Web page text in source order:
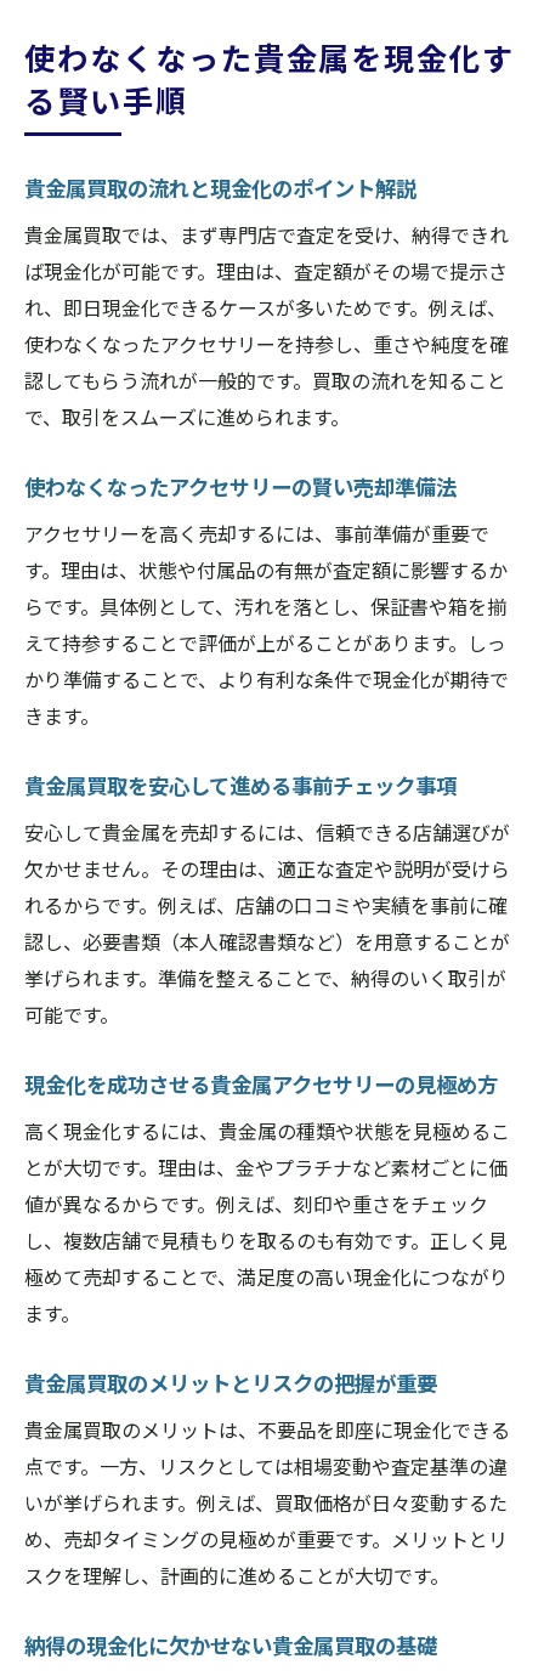
見極め方
貴金属買取のメリットとリスクの把握が重
要
納得の現金化に欠かせない貴金属買取の基
奈良県橿原市で安心して貴金属買取を進めるコ
ツ
貴金属買取店選びで重視したい信頼性のポ
イント
橿原市内で安心できる貴金属買取の特徴と
貴金属買取でトラブルを避けるための注意
点
貴金属買取で安心を得るための事前準備
口コミでわかる貴金属買取店の選び方ガイ
ド
貴金属買取の成功は店舗との信頼関係が鍵
貴金属アクセサリー売却時の必要書類と注意点
貴金属買取で必須となる書類と持ち物の確
貴金属アクセサリー売却時に用意すべき書
類一覧
指輪やアクセサリー買取で求められる身分
証明書
貴金属買取の書類準備が取引成功のポイン
ト
必要書類の準備でスムーズな貴金属買取を
実現
高値を引き出すための貴金属買取ポイント集
貴金属買取で高値を得るための査定アップ
イント
付属品や証明書が貴金属買取価格に与える
影響
複数店舗で貴金属買取査定を比較する利点
貴金属買取価格を上げるための交渉テクニ
ック
高価買取を狙うなら貴金属買取相場の把握
使わなくなった貴金属を現金化す
る賢い手順
貴金属買取の流れと現金化のポイント解説
貴金属買取では、まず専門店で査定を受け、納得できれ
ば現金化が可能です。理由は、査定額がその場で提示さ
れ、即日現金化できるケースが多いためです。例えば、
使わなくなったアクセサリーを持参し、重さや純度を確
認してもらう流れが一般的です。買取の流れを知ること
で、取引をスムーズに進められます。
使わなくなったアクセサリーの賢い売却準備法
アクセサリーを高く売却するには、事前準備が重要で
す。理由は、状態や付属品の有無が査定額に影響するか
らです。具体例として、汚れを落とし、保証書や箱を揃
えて持参することで評価が上がることがあります。しっ
かり準備することで、より有利な条件で現金化が期待で
きます。
貴金属買取を安心して進める事前チェック事項
安心して貴金属を売却するには、信頼できる店舗選びが
欠かせません。その理由は、適正な査定や説明が受けら
れるからです。例えば、店舗の口コミや実績を事前に確
認し、必要書類（本人確認書類など）を用意することが
挙げられます。準備を整えることで、納得のいく取引が
可能です。
現金化を成功させる貴金属アクセサリーの見極め方
高く現金化するには、貴金属の種類や状態を見極めるこ
とが大切です。理由は、金やプラチナなど素材ごとに価
値が異なるからです。例えば、刻印や重さをチェック
し、複数店舗で見積もりを取るのも有効です。正しく見
極めて売却することで、満足度の高い現金化につながり
ます。
貴金属買取のメリットとリスクの把握が重要
貴金属買取のメリットは、不要品を即座に現金化できる
点です。一方、リスクとしては相場変動や査定基準の違
いが挙げられます。例えば、買取価格が日々変動するた
め、売却タイミングの見極めが重要です。メリットとリ
スクを理解し、計画的に進めることが大切です。
納得の現金化に欠かせない貴金属買取の基礎